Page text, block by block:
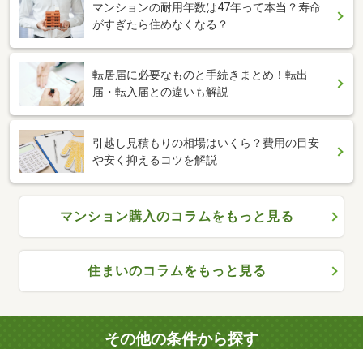
マンションの耐用年数は47年って本当？寿命
がすぎたら住めなくなる？
転居届に必要なものと手続きまとめ！転出
届・転入届との違いも解説
引越し見積もりの相場はいくら？費用の目安
や安く抑えるコツを解説
マンション購入のコラムをもっと見る
住まいのコラムをもっと見る
その他の条件から探す